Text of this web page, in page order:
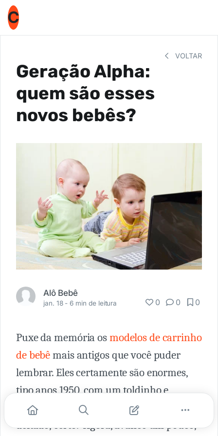
C
VOLTAR
Geração Alpha:
quem são esses
novos bebês?
Alô Bebê
jan. 18 -6 min de leitura 0 0 0
Puxe da memória osmodelos de carrinho
de bebêmais antigos que você puder
lembrar. Eles certamente são enormes,
tipo anos 1950, com um toldinho e
mantinham o bebê obrigatoriamente
deitado, certo? Agora, avance um pouco,